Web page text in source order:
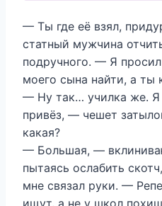
— Ты где её взял,
статный мужчина
подручного. — Я
моего сына найти, а ты
— Ну так… училка же.
привёз, — чешет
какая?
— Большая, —
пытаясь ослабить
мне связал руки. —
ищут, а не у школ